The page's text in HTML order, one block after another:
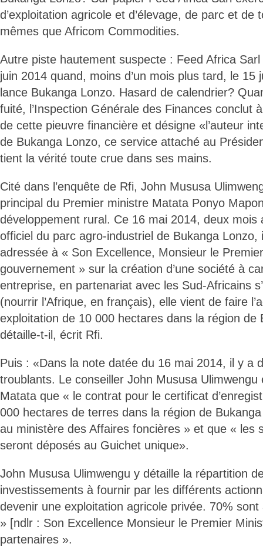
d’exploitation agricole et d’élevage, de parc et de
mêmes que Africom Commodities.
Autre piste hautement suspecte : Feed Africa
juin 2014 quand, moins d’un mois plus tard, le 15
lance Bukanga Lonzo. Hasard de calendrier?
fuité, l’Inspection Générale des Finances conclut
de cette pieuvre financière et désigne «l’auteur
de Bukanga Lonzo, ce service attaché au
tient la vérité toute crue dans ses mains.
Cité dans l’enquête de Rfi, John Mususa
principal du Premier ministre Matata Ponyo
développement rural. Ce 16 mai 2014, deux mois
officiel du parc agro-industriel de Bukanga Lonzo,
adressée à « Son Excellence, Monsieur le
gouvernement » sur la création d’une société à
entreprise, en partenariat avec les Sud-Africains
(nourrir l’Afrique, en français), elle vient de faire
exploitation de 10 000 hectares dans la région de
détaille-t-il, écrit Rfi.
Puis : «Dans la note datée du 16 mai 2014, il y a
troublants. Le conseiller John Mususa Ulimwengu
Matata que « le contrat pour le certificat
000 hectares de terres dans la région de
au ministère des Affaires foncières » et que « les
seront déposés au Guichet unique».
John Mususa Ulimwengu y détaille la répartition
investissements à fournir par les différents
devenir une exploitation agricole privée. 70%
» [ndlr : Son Excellence Monsieur le Premier
partenaires ».